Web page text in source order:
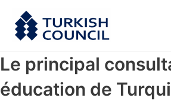
contenu
Le principal
éducation de